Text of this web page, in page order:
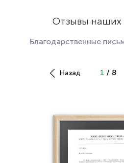
Отзывы наших
Благодарственные
Назад 1 / 8